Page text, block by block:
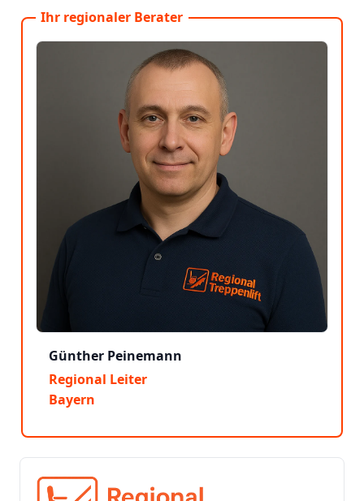
Ihr regionaler Berater
Günther Peinemann
Regional Leiter
Bayern